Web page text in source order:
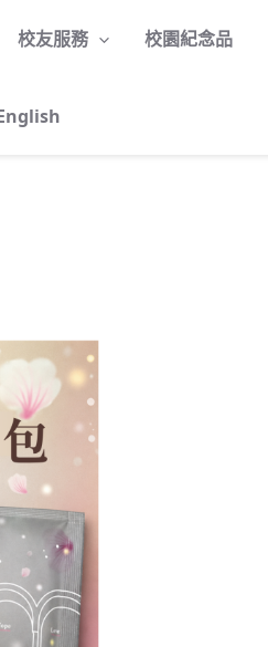
校友服務 校園紀念品